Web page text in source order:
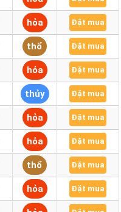
hỏa Đặt mua
thổ Đặt mua
hỏa Đặt mua
thủy Đặt mua
hỏa Đặt mua
hỏa Đặt mua
thổ Đặt mua
hỏa Đặt mua